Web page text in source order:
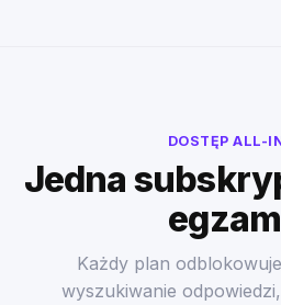
DOSTĘP ALL-
Jedna
Każdy plan
wyszukiwanie